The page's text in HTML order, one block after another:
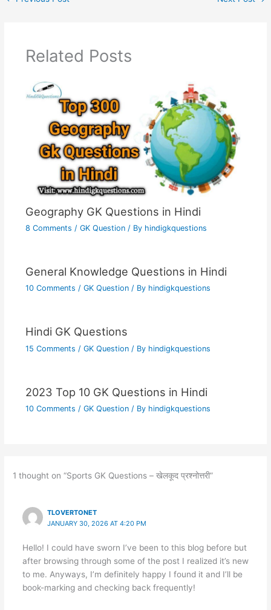
Related Posts
Geography GK Questions in Hindi
8 Comments / GK Question/ By hindigkquestions
General Knowledge Questions in Hindi
10 Comments / GK Question/ By hindigkquestions
Hindi GK Questions
15 Comments / GK Question/ By hindigkquestions
2023 Top 10 GK Questions in Hindi
10 Comments / GK Question/ By hindigkquestions
1 thought on “Sports GK Questions – खेलकूद प्रश्नोत्तरी”
TLOVERTONET
JANUARY 30, 2026 AT 4:20 PM
Hello! I could have sworn I’ve been to this blog before but
after browsing through some of the post I realized it’s new
to me. Anyways, I’m definitely happy I found it and I’ll be
book-marking and checking back frequently!